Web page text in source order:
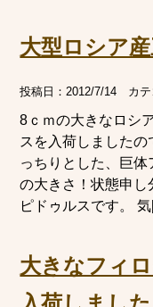
大型ロシア
投稿日：2012/7/14 カテ
8ｃｍの大きなロシ
スを入荷しました
っちりとした、巨
の大きさ！状態申し
ピドゥルスです。 気
大きなフィ